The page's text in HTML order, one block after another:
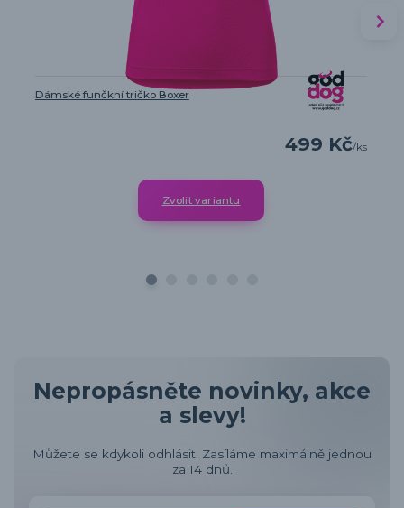
Dámské funčkní tričko Boxer
499 Kč/ks
Zvolit variantu
Nepropásněte novinky, akce
a slevy!
Můžete se kdykoli odhlásit. Zasíláme maximálně jednou
za 14 dnů.